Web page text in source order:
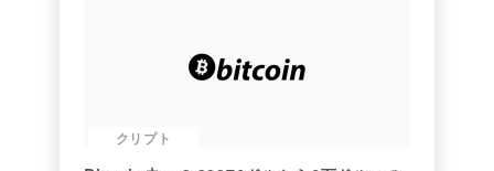
クリプト